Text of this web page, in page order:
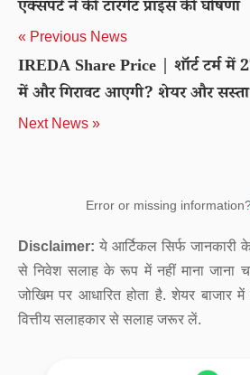
एक्सपर्ट ने की टारगेट प्राइस की घोषणा
« Previous News
IREDA Share Price | शॉर्ट टर्म में
में और गिरावट आएगी? शेयर और सस्ता
Next News »
Error or missing
Disclaimer: ये आर्टिकल सिर्फ जानकारी
से निवेश सलाह के रूप में नहीं माना जाना
जोखिम पर आधारित होता है. शेयर
वित्तीय सलाहकार से सलाह जरूर लें.